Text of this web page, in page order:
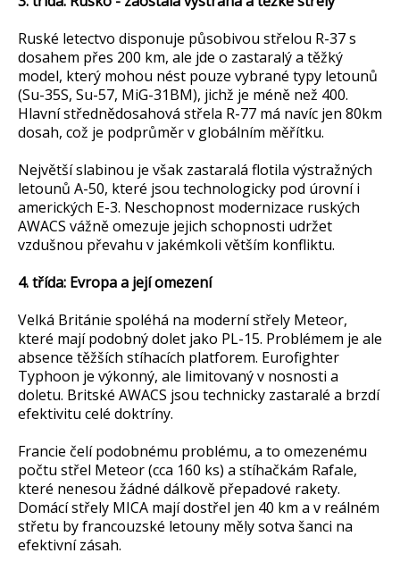
Ruské letectvo disponuje působivou střelou R-37 s
dosahem přes 200 km, ale jde o zastaralý a těžký
model, který mohou nést pouze vybrané typy letounů
(Su-35S, Su-57, MiG-31BM), jichž je méně než 400.
Hlavní střednědosahová střela R-77 má navíc jen 80km
dosah, což je podprůměr v globálním měřítku.
Největší slabinou je však zastaralá flotila výstražných
letounů A-50, které jsou technologicky pod úrovní i
amerických E-3. Neschopnost modernizace ruských
AWACS vážně omezuje jejich schopnosti udržet
vzdušnou převahu v jakémkoli větším konfliktu.
4. třída: Evropa a její omezení
Velká Británie spoléhá na moderní střely Meteor,
které mají podobný dolet jako PL-15. Problémem je ale
absence těžších stíhacích platforem. Eurofighter
Typhoon je výkonný, ale limitovaný v nosnosti a
doletu. Britské AWACS jsou technicky zastaralé a brzdí
efektivitu celé doktríny.
Francie čelí podobnému problému, a to omezenému
počtu střel Meteor (cca 160 ks) a stíhačkám Rafale,
které nenesou žádné dálkově přepadové rakety.
Domácí střely MICA mají dostřel jen 40 km a v reálném
střetu by francouzské letouny měly sotva šanci na
efektivní zásah.